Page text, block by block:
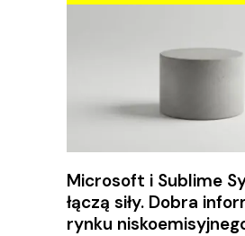
Microsoft i Sublime
łączą siły. Dobra
rynku